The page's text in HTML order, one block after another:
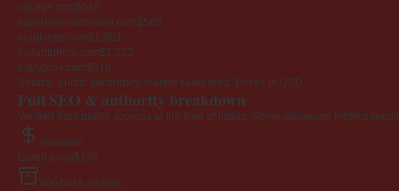
criceye.com$510
sunshinehotelhoian.com$565
leadkings.com$1,301
instantprints.com$1,232
babypros.com$510
Source: public secondary-market sales feed. Prices in USD.
Full SEO & authority breakdown
Verified from public sources at the time of listing. Some advanced metrics
Valuation
Listed price$195
Wayback archive